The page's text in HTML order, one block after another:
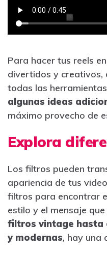
Para hacer tus reels
divertidos y creativos,
todas las
algunas ideas
máximo provecho de
Explora
Los filtros pueden
apariencia de tus
filtros para encontrar
estilo y el mensaje
filtros vintage hasta
y modernas, hay una